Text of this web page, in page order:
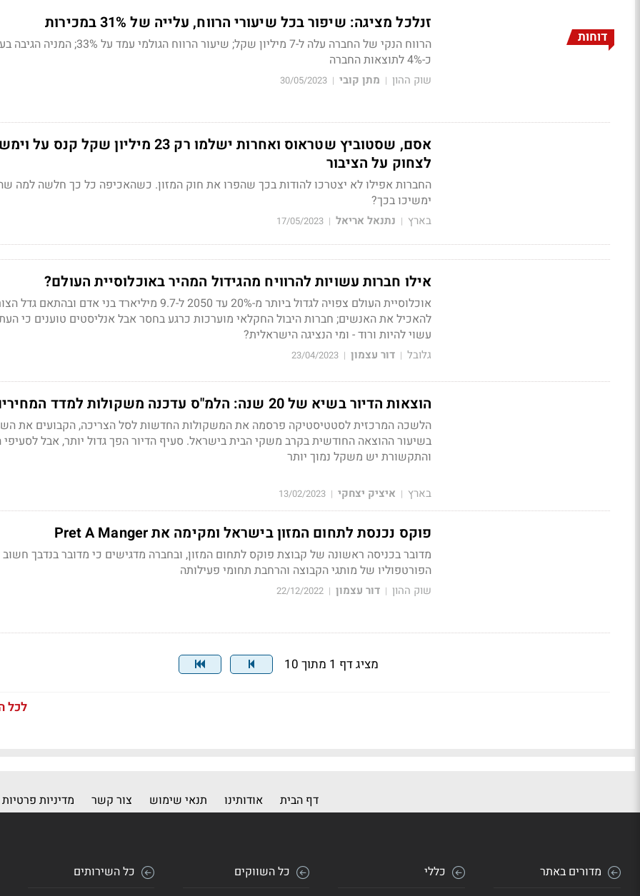
דוחות
זנלכל מציגה: שיפור בכל שיעורי הרווח, עלייה של 31% במכירות
הרווח הנקי של החברה עלה ל-7 מיליון שקל; שיעור הרווח הגולמי
כ-4% לתוצאות החברה
שוק ההון | מתן קובי |
30/05/2023
אסם, שסטוביץ שטראוס ואחרות ישלמו רק 23 מיליון שקל קנס
לצחוק על הציבור
החברות אפילו לא יצטרכו להודות בכך שהפרו את חוק המזון. כשהאכיפה כל כך חלשה למה
ימשיכו בכך?
בארץ | נתנאל אריאל |
17/05/2023
אילו חברות עשויות להרוויח מהגידול המהיר באוכלוסיית העולם?
אוכלוסיית העולם צפויה לגדול ביותר מ-20% עד 2050 ל-9.7 מיליארד בני אדם ובהתאם
להאכיל את האנשים; חברות היבול החקלאי מוערכות כרגע בחסר אבל אנליסטים טוענים כי
עשוי להיות ורוד - ומי הנציגה הישראלית?
גלובל | דור עצמון |
23/04/2023
הוצאות הדיור בשיא של 20 שנה: הלמ"ס עדכנה משקולות למדד המחירים
הלשכה המרכזית לסטטיסטיקה פרסמה את המשקולות החדשות לסל הצריכה, הקבועים את
בשיעור ההוצאה החודשית בקרב משקי הבית בישראל. סעיף הדיור הפך גדול יותר, אבל
והתקשורת יש משקל נמוך יותר
בארץ | איציק יצחקי |
13/02/2023
פוקס נכנסת לתחום המזון בישראל ומקימה את Pret A Manger
מדובר בכניסה ראשונה של קבוצת פוקס לתחום המזון, ובחברה מדגישים כי מדובר בנדבך חשוב
הפורטפוליו של מותגי הקבוצה והרחבת תחומי פעילותה
שוק ההון | דור עצמון |
22/12/2022
מציג דף 1 מתוך 10
לכל
דף הבית אודותינו תנאי שימוש צור קשר מדיניות פרטיות
מדורים באתר כללי כל השווקים כל השירותים